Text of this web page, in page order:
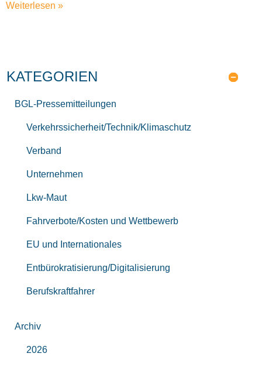
Weiterlesen »
KATEGORIEN
BGL-Pressemitteilungen
Verkehrssicherheit/Technik/Klimaschutz
Verband
Unternehmen
Lkw-Maut
Fahrverbote/Kosten und Wettbewerb
EU und Internationales
Entbürokratisierung/Digitalisierung
Berufskraftfahrer
Archiv
2026